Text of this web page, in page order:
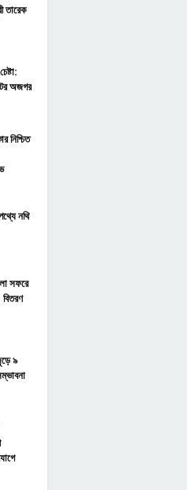
তারেক
অজগর
নিশ্চিত
নথি
সফরে
বিতরণ
৯